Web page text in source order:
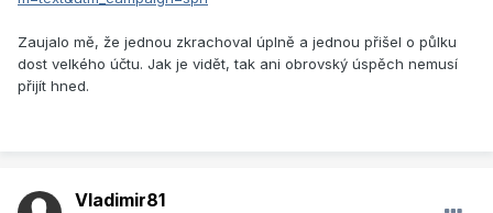
Zaujalo mě, že jednou zkrachoval úplně a jednou přišel o půlku
dost velkého účtu. Jak je vidět, tak ani obrovský úspěch nemusí
přijít hned.
Vladimir81